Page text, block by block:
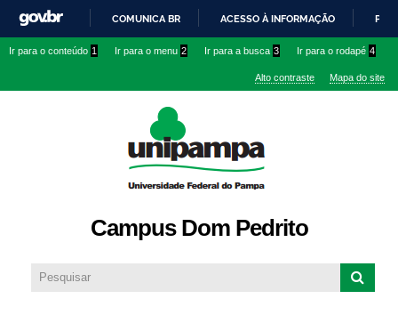
conteúdo
IR
O
COMUNICA BR ACESSO À INFORMAÇÃO
Ir para o conteúdo 1 Ir para o menu 2 Ir para a busca 3 Ir para o rodapé 4
Alto contraste Mapa do site
Campus Dom Pedrito